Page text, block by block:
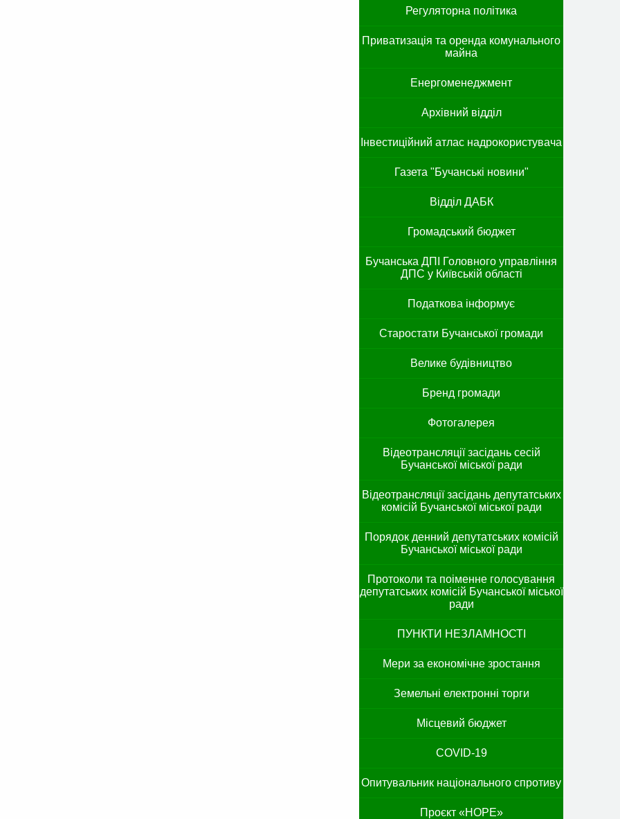
Регуляторна політика
Приватизація та оренда комунального
майна
Енергоменеджмент
Архівний відділ
Інвестиційний атлас надрокористувача
Газета "Бучанські новини"
Відділ ДАБК
Громадський бюджет
Бучанська ДПІ Головного управління
ДПС у Київській області
Податкова інформує
Старостати Бучанської громади
Велике будівництво
Бренд громади
Фотогалерея
Відеотрансляції засідань сесій
Бучанської міської ради
Відеотрансляції засідань депутатських
комісій Бучанської міської ради
Порядок денний депутатських комісій
Бучанської міської ради
Протоколи та поіменне голосування
депутатських комісій Бучанської міської
ради
ПУНКТИ НЕЗЛАМНОСТІ
Мери за економічне зростання
Земельні електронні торги
Місцевий бюджет
COVID-19
Опитувальник національного спротиву
Проєкт «HOPE»